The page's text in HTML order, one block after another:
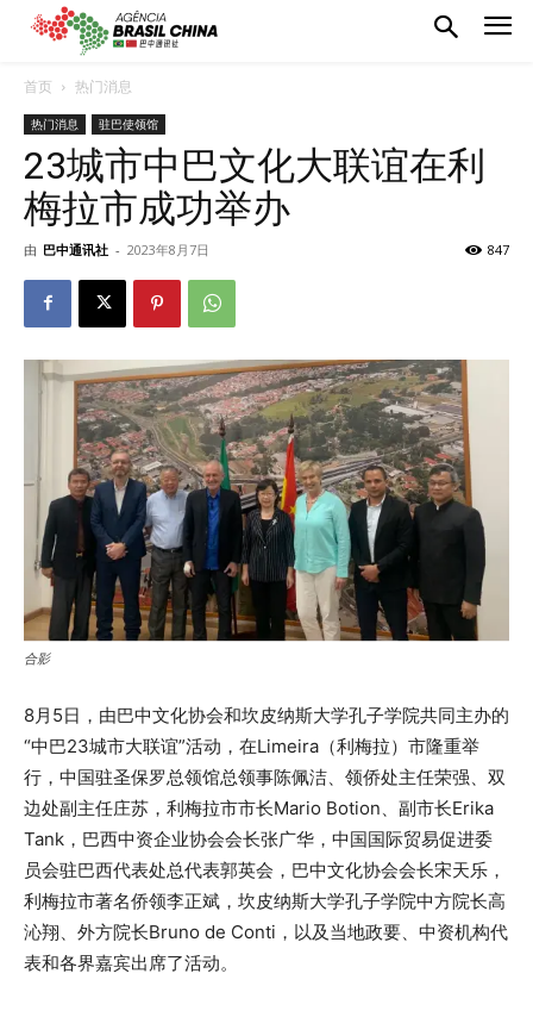
首页 热门消息
热门消息 驻巴使领馆
23城市中巴文化大联谊在利
梅拉市成功举办
由 巴中通讯社 - 2023年8月7日 847
合影
8月5日，由巴中文化协会和坎皮纳斯大学孔子学院共同主办的
“中巴23城市大联谊”活动，在Limeira（利梅拉）市隆重举
行，中国驻圣保罗总领馆总领事陈佩洁、领侨处主任荣强、双
边处副主任庄苏，利梅拉市市长Mario Botion、副市长Erika
Tank，巴西中资企业协会会长张广华，中国国际贸易促进委
员会驻巴西代表处总代表郭英会，巴中文化协会会长宋天乐，
利梅拉市著名侨领李正斌，坎皮纳斯大学孔子学院中方院长高
沁翔、外方院长Bruno de Conti，以及当地政要、中资机构代
表和各界嘉宾出席了活动。